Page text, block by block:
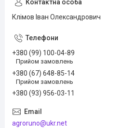
Клімов Іван Олександрович
+380 (99) 100-04-89
Прийом замовлень
+380 (67) 648-85-14
Прийом замовлень
+380 (93) 956-03-11
agroruno@ukr.net